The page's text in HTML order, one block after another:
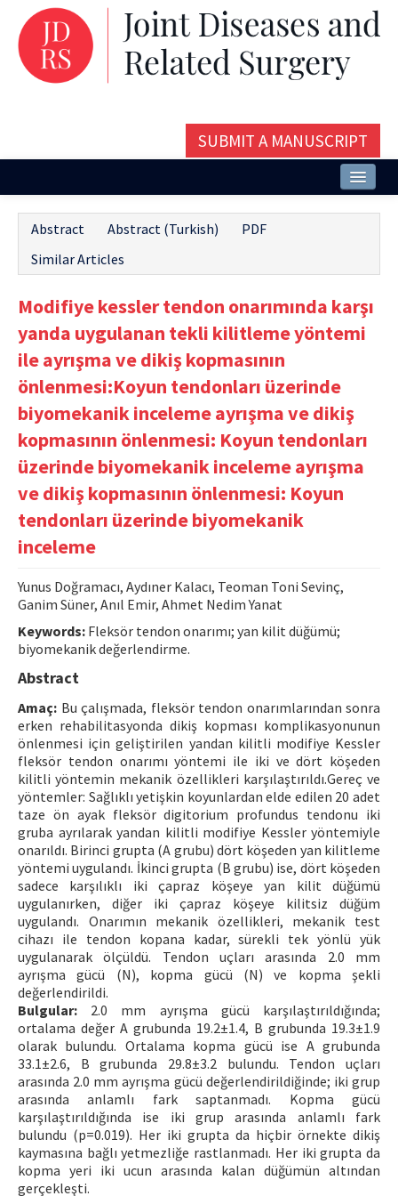
SUBMIT A MANUSCRIPT
Issues and Articles
Editorial Board
Instructions
Aims and Scope
Contact Us
E-ISSN: 2687-4792
Abstract Abstract (Turkish)
PDF
Similar Articles
Modifiye kessler tendon onarımında karşı
yanda uygulanan tekli kilitleme yöntemi
ile ayrışma ve dikiş kopmasının
önlenmesi:Koyun tendonları üzerinde
biyomekanik inceleme ayrışma ve dikiş
kopmasının önlenmesi: Koyun tendonları
üzerinde biyomekanik inceleme ayrışma
ve dikiş kopmasının önlenmesi: Koyun
tendonları üzerinde biyomekanik
inceleme
Yunus Doğramacı, Aydıner Kalacı, Teoman Toni Sevinç,
Ganim Süner, Anıl Emir, Ahmet Nedim Yanat
Keywords: Fleksör tendon onarımı; yan kilit düğümü;
biyomekanik değerlendirme.
Abstract
Amaç: Bu çalışmada, fleksör tendon onarımlarından sonra
erken rehabilitasyonda dikiş kopması komplikasyonunun
önlenmesi için geliştirilen yandan kilitli modifiye Kessler
fleksör tendon onarımı yöntemi ile iki ve dört köşeden
kilitli yöntemin mekanik özellikleri karşılaştırıldı.Gereç ve
yöntemler: Sağlıklı yetişkin koyunlardan elde edilen 20 adet
taze ön ayak fleksör digitorium profundus tendonu iki
gruba ayrılarak yandan kilitli modifiye Kessler yöntemiyle
onarıldı. Birinci grupta (A grubu) dört köşeden yan kilitleme
yöntemi uygulandı. İkinci grupta (B grubu) ise, dört köşeden
sadece karşılıklı iki çapraz köşeye yan kilit düğümü
uygulanırken, diğer iki çapraz köşeye kilitsiz düğüm
uygulandı. Onarımın mekanik özellikleri, mekanik test
cihazı ile tendon kopana kadar, sürekli tek yönlü yük
uygulanarak ölçüldü. Tendon uçları arasında 2.0 mm
ayrışma gücü (N), kopma gücü (N) ve kopma şekli
değerlendirildi.
Bulgular: 2.0 mm ayrışma gücü karşılaştırıldığında;
ortalama değer A grubunda 19.2±1.4, B grubunda 19.3±1.9
olarak bulundu. Ortalama kopma gücü ise A grubunda
33.1±2.6, B grubunda 29.8±3.2 bulundu. Tendon uçları
arasında 2.0 mm ayrışma gücü değerlendirildiğinde; iki grup
arasında anlamlı fark saptanmadı. Kopma gücü
karşılaştırıldığında ise iki grup arasında anlamlı fark
bulundu (p=0.019). Her iki grupta da hiçbir örnekte dikiş
kaymasına bağlı yetmezliğe rastlanmadı. Her iki grupta da
kopma yeri iki ucun arasında kalan düğümün altından
gerçekleşti.